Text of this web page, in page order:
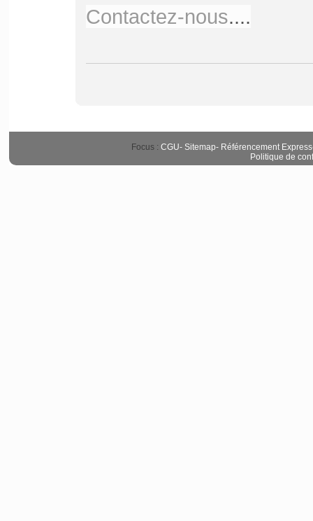
Contactez-nous....
Focus : CGU- Sitemap- Référencement Express
Politique de